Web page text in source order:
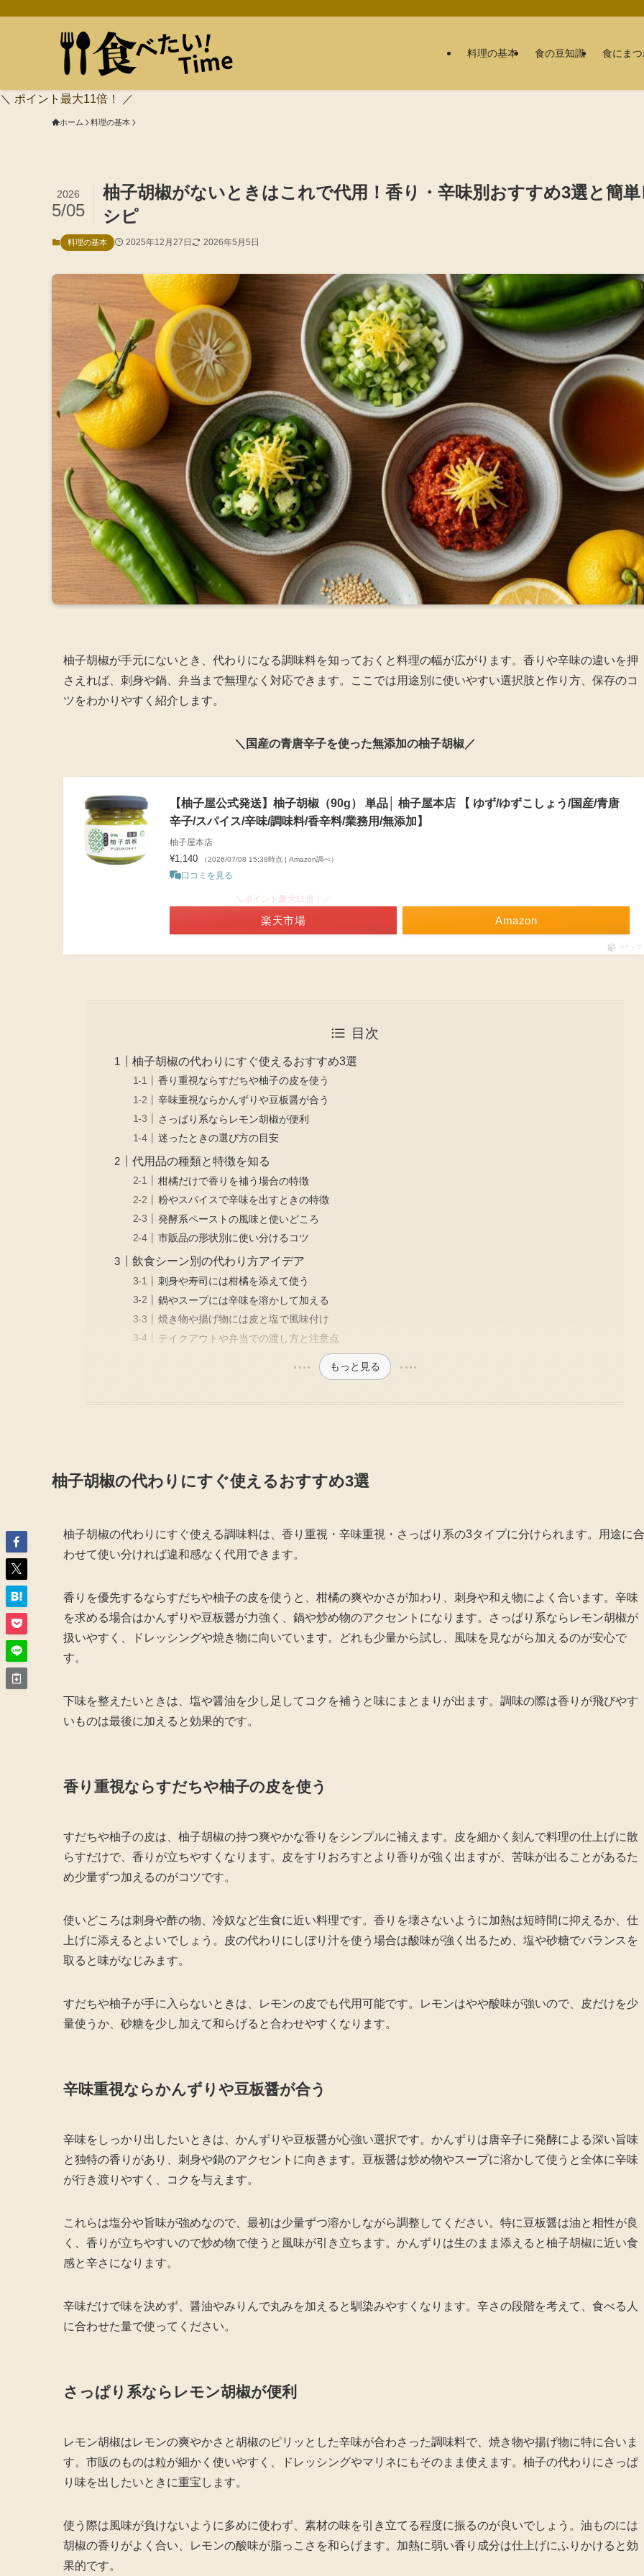
料理の基本 食の豆知識 食にま
＼ ポイント最大11倍！ ／
ホーム 料理の基本
柚子胡椒がないときはこれで代用！香り・辛味別おすすめ3選と簡
シピ
2026
5/05
料理の基本 2025年12月27日 2026年5月5日
柚子胡椒が手元にないとき、代わりになる調味料を知っておくと料理の幅が広がります。香りや辛味の違いを押
さえれば、刺身や鍋、弁当まで無理なく対応できます。ここでは用途別に使いやすい選択肢と作り方、保存のコ
ツをわかりやすく紹介します。
＼国産の青唐辛子を使った無添加の柚子胡椒／
【柚子屋公式発送】柚子胡椒（90g） 単品│ 柚子屋本店 【 ゆず/ゆずこしょう/国産/青唐
辛子/スパイス/辛味/調味料/香辛料/業務用/無添加】
柚子屋本店
¥1,140 （2026/07/08 15:38時点 | Amazon調べ）
口コミを見る
Amazon
＼ポイント最大11倍！／
楽天市場
ポチップ
目次
柚子胡椒の代わりにすぐ使えるおすすめ3選
香り重視ならすだちや柚子の皮を使う
辛味重視ならかんずりや豆板醤が合う
さっぱり系ならレモン胡椒が便利
迷ったときの選び方の目安
代用品の種類と特徴を知る
柑橘だけで香りを補う場合の特徴
粉やスパイスで辛味を出すときの特徴
発酵系ペーストの風味と使いどころ
市販品の形状別に使い分けるコツ
飲食シーン別の代わり方アイデア
刺身や寿司には柑橘を添えて使う
鍋やスープには辛味を溶かして加える
焼き物や揚げ物には皮と塩で風味付け
テイクアウトや弁当での渡し方と注意点
もっと見る
柚子胡椒の代わりにすぐ使えるおすすめ3選
柚子胡椒の代わりにすぐ使える調味料は、香り重視・辛味重視・さっぱり系の3タイプに分けられます。用途に合
わせて使い分ければ違和感なく代用できます。
香りを優先するならすだちや柚子の皮を使うと、柑橘の爽やかさが加わり、刺身や和え物によく合います。辛味
を求める場合はかんずりや豆板醤が力強く、鍋や炒め物のアクセントになります。さっぱり系ならレモン胡椒が
扱いやすく、ドレッシングや焼き物に向いています。どれも少量から試し、風味を見ながら加えるのが安心で
す。
下味を整えたいときは、塩や醤油を少し足してコクを補うと味にまとまりが出ます。調味の際は香りが飛びやす
いものは最後に加えると効果的です。
香り重視ならすだちや柚子の皮を使う
すだちや柚子の皮は、柚子胡椒の持つ爽やかな香りをシンプルに補えます。皮を細かく刻んで料理の仕上げに散
らすだけで、香りが立ちやすくなります。皮をすりおろすとより香りが強く出ますが、苦味が出ることがあるた
め少量ずつ加えるのがコツです。
使いどころは刺身や酢の物、冷奴など生食に近い料理です。香りを壊さないように加熱は短時間に抑えるか、仕
上げに添えるとよいでしょう。皮の代わりにしぼり汁を使う場合は酸味が強く出るため、塩や砂糖でバランスを
取ると味がなじみます。
すだちや柚子が手に入らないときは、レモンの皮でも代用可能です。レモンはやや酸味が強いので、皮だけを少
量使うか、砂糖を少し加えて和らげると合わせやすくなります。
辛味重視ならかんずりや豆板醤が合う
辛味をしっかり出したいときは、かんずりや豆板醤が心強い選択です。かんずりは唐辛子に発酵による深い旨味
と独特の香りがあり、刺身や鍋のアクセントに向きます。豆板醤は炒め物やスープに溶かして使うと全体に辛味
が行き渡りやすく、コクを与えます。
これらは塩分や旨味が強めなので、最初は少量ずつ溶かしながら調整してください。特に豆板醤は油と相性が良
く、香りが立ちやすいので炒め物で使うと風味が引き立ちます。かんずりは生のまま添えると柚子胡椒に近い食
感と辛さになります。
辛味だけで味を決めず、醤油やみりんで丸みを加えると馴染みやすくなります。辛さの段階を考えて、食べる人
に合わせた量で使ってください。
さっぱり系ならレモン胡椒が便利
レモン胡椒はレモンの爽やかさと胡椒のピリッとした辛味が合わさった調味料で、焼き物や揚げ物に特に合いま
す。市販のものは粒が細かく使いやすく、ドレッシングやマリネにもそのまま使えます。柚子の代わりにさっぱ
り味を出したいときに重宝します。
使う際は風味が負けないように多めに使わず、素材の味を引き立てる程度に振るのが良いでしょう。油ものには
胡椒の香りがよく合い、レモンの酸味が脂っこさを和らげます。加熱に弱い香り成分は仕上げにふりかけると効
果的です。